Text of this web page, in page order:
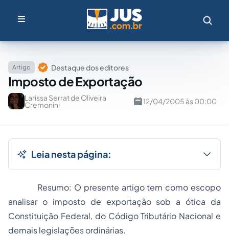
Artigo Destaque dos editores
Imposto de Exportação
Larissa Serrat de Oliveira
Cremonini 12/04/2005 às 00:00
Leia nesta página:
Resumo: O presente artigo tem como escopo
analisar o imposto de exportação sob a ótica da
Constituição Federal, do Código Tributário Nacional e
demais legislações ordinárias.